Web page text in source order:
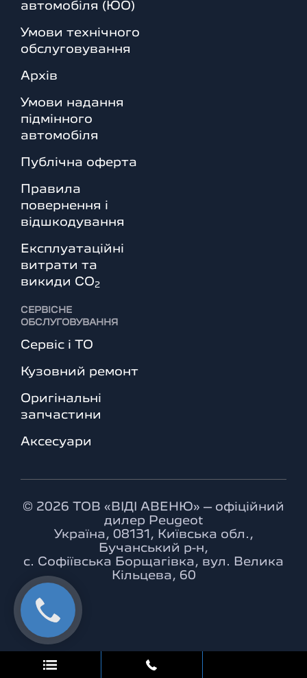
автомобіля (ЮО)
Умови технічного
обслуговування
Архів
Умови надання
підмінного
автомобіля
Публічна оферта
Правила
повернення і
відшкодування
Експлуатаційні
витрати та
викиди СО2
СЕРВІСНЕ
ОБСЛУГОВУВАННЯ
Сервіс і ТО
Кузовний ремонт
Оригінальні
запчастини
Аксесуари
© 2026 ТОВ «ВІДІ АВЕНЮ» – офіційний
дилер Peugeot
Україна, 08131, Київська обл.,
Бучанський р-н,
с. Софіївська Борщагівка, вул. Велика
Кільцева, 60